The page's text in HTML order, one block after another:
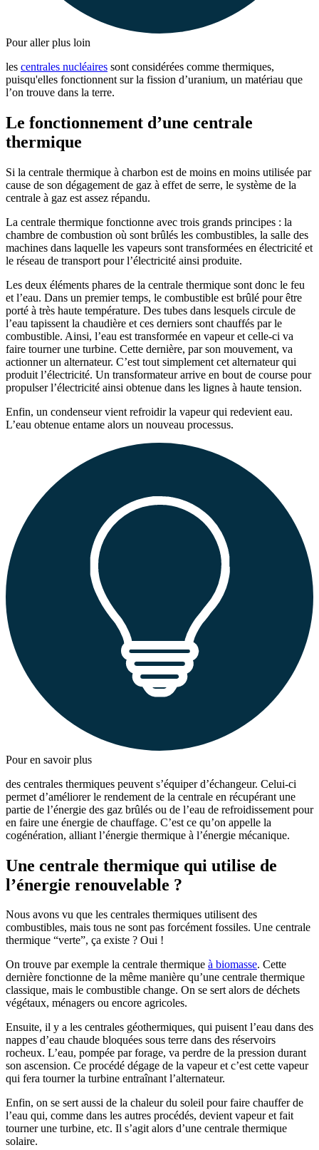
Pour aller plus loin
les centrales nucléaires sont considérées comme thermiques,
puisqu'elles fonctionnent sur la fission d’uranium, un matériau que
l’on trouve dans la terre.
Le fonctionnement d’une centrale
thermique
Si la centrale thermique à charbon est de moins en moins utilisée par
cause de son dégagement de gaz à effet de serre, le système de la
centrale à gaz est assez répandu.
La centrale thermique fonctionne avec trois grands principes : la
chambre de combustion où sont brûlés les combustibles, la salle des
machines dans laquelle les vapeurs sont transformées en électricité et
le réseau de transport pour l’électricité ainsi produite.
Les deux éléments phares de la centrale thermique sont donc le feu
et l’eau. Dans un premier temps, le combustible est brûlé pour être
porté à très haute température. Des tubes dans lesquels circule de
l’eau tapissent la chaudière et ces derniers sont chauffés par le
combustible. Ainsi, l’eau est transformée en vapeur et celle-ci va
faire tourner une turbine. Cette dernière, par son mouvement, va
actionner un alternateur. C’est tout simplement cet alternateur qui
produit l’électricité. Un transformateur arrive en bout de course pour
propulser l’électricité ainsi obtenue dans les lignes à haute tension.
Enfin, un condenseur vient refroidir la vapeur qui redevient eau.
L’eau obtenue entame alors un nouveau processus.
Pour en savoir plus
des centrales thermiques peuvent s’équiper d’échangeur. Celui-ci
permet d’améliorer le rendement de la centrale en récupérant une
partie de l’énergie des gaz brûlés ou de l’eau de refroidissement pour
en faire une énergie de chauffage. C’est ce qu’on appelle la
cogénération, alliant l’énergie thermique à l’énergie mécanique.
Une centrale thermique qui utilise de
l’énergie renouvelable ?
Nous avons vu que les centrales thermiques utilisent des
combustibles, mais tous ne sont pas forcément fossiles. Une centrale
thermique “verte”, ça existe ? Oui !
On trouve par exemple la centrale thermique à biomasse. Cette
dernière fonctionne de la même manière qu’une centrale thermique
classique, mais le combustible change. On se sert alors de déchets
végétaux, ménagers ou encore agricoles.
Ensuite, il y a les centrales géothermiques, qui puisent l’eau dans des
nappes d’eau chaude bloquées sous terre dans des réservoirs
rocheux. L’eau, pompée par forage, va perdre de la pression durant
son ascension. Ce procédé dégage de la vapeur et c’est cette vapeur
qui fera tourner la turbine entraînant l’alternateur.
Enfin, on se sert aussi de la chaleur du soleil pour faire chauffer de
l’eau qui, comme dans les autres procédés, devient vapeur et fait
tourner une turbine, etc. Il s’agit alors d’une centrale thermique
solaire.